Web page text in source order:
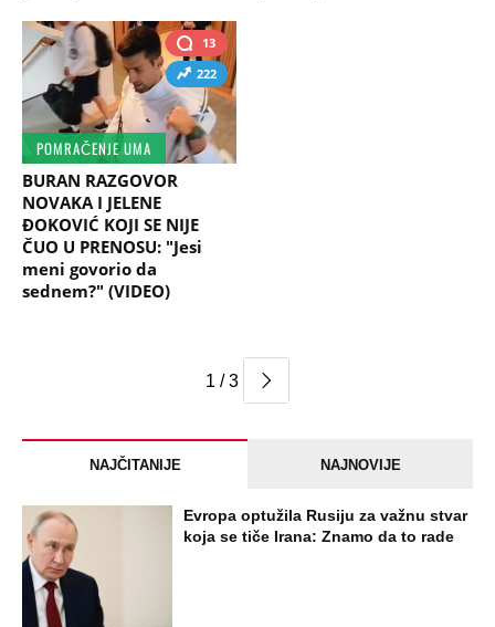
13
222
POMRAČENJE UMA
BURAN RAZGOVOR
NOVAKA I JELENE
ĐOKOVIĆ KOJI SE NIJE
ČUO U PRENOSU: "Jesi
meni govorio da
sednem?" (VIDEO)
1 / 3
NAJČITANIJE NAJNOVIJE
Evropa optužila Rusiju za važnu stvar
koja se tiče Irana: Znamo da to rade